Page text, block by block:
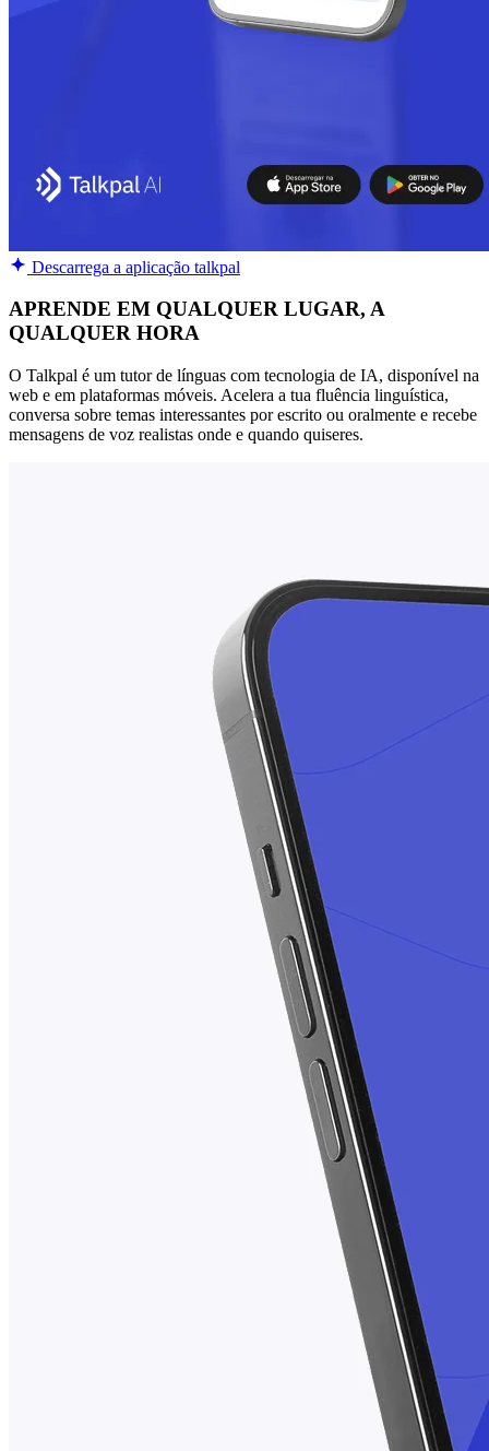
Descarrega a aplicação talkpal
APRENDE EM QUALQUER LUGAR, A
QUALQUER HORA
O Talkpal é um tutor de línguas com tecnologia de IA, disponível na
web e em plataformas móveis. Acelera a tua fluência linguística,
conversa sobre temas interessantes por escrito ou oralmente e recebe
mensagens de voz realistas onde e quando quiseres.